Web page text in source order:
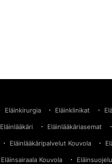
Eläinkirurgia Eläinklinikat
Eläinlääkäri Eläinlääkäriasemat
Eläinlääkäripalvelut Kouvola
Eläinsairaala Kouvola